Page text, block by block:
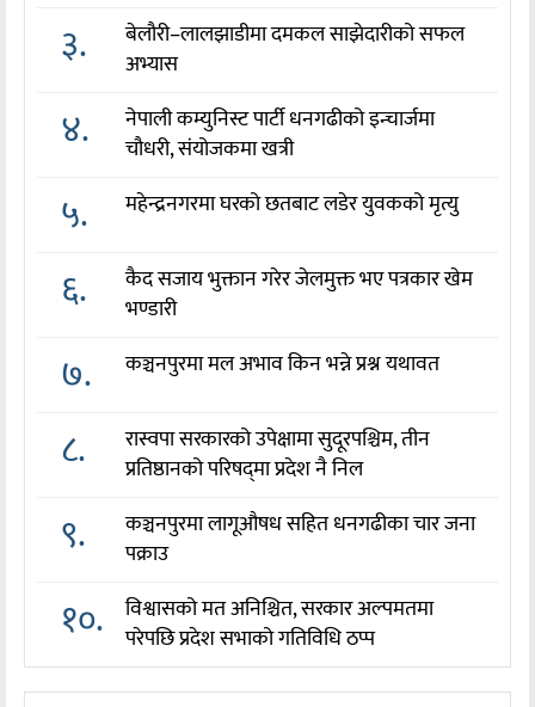
३.
बेलौरी–लालझाडीमा दमकल साझेदारीको सफल
अभ्यास
४.
नेपाली कम्युनिस्ट पार्टी धनगढीको इन्चार्जमा
चौधरी, संयोजकमा खत्री
५. महेन्द्रनगरमा घरको छतबाट लडेर युवकको मृत्यु
६.
कैद सजाय भुक्तान गरेर जेलमुक्त भए पत्रकार खेम
भण्डारी
७. कञ्चनपुरमा मल अभाव किन भन्ने प्रश्न यथावत
८.
रास्वपा सरकारको उपेक्षामा सुदूरपश्चिम, तीन
प्रतिष्ठानको परिषद्‌मा प्रदेश नै निल
९.
कञ्चनपुरमा लागूऔषध सहित धनगढीका चार जना
पक्राउ
१०.
विश्वासको मत अनिश्चित, सरकार अल्पमतमा
परेपछि प्रदेश सभाको गतिविधि ठप्प